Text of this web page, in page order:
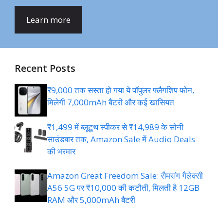
Learn more
Recent Posts
₹9,000 तक सस्ता हो गया ये पॉपुलर फ्लैगशिप फोन,
मिलेगी 7,000mAh बैटरी और कई खासियत
₹1,499 में ब्लूटूथ स्पीकर से ₹14,989 के सोनी
साउंडबार तक, Amazon Sale में Audio Deals
की भरमार
Amazon Great Freedom Sale: सैमसंग गैलेक्सी
A56 5G पर ₹10,000 की कटौती, मिलती है 12GB
RAM और 5,000mAh बैटरी